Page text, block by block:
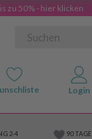
zu 50% - hier klicken
2-4
90 TAGE